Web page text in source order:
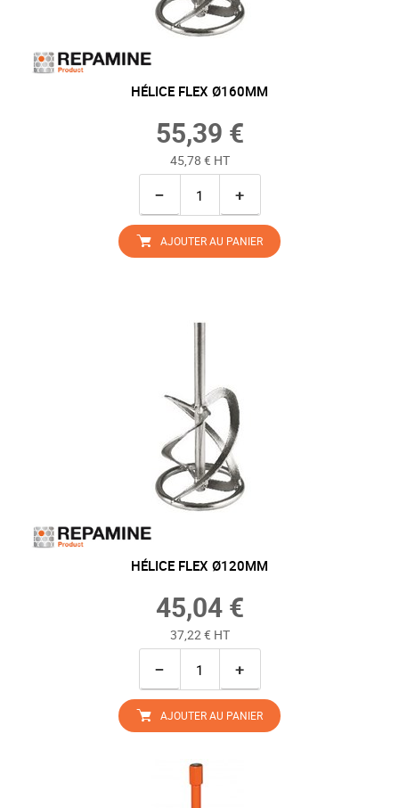
HÉLICE FLEX Ø160MM
55,39 €
45,78 € HT
− +
AJOUTER AU PANIER
HÉLICE FLEX Ø120MM
45,04 €
37,22 € HT
− +
AJOUTER AU PANIER